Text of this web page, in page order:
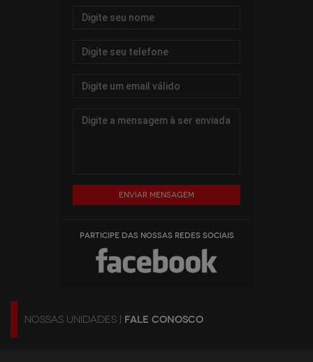
Enviar mensagem
PARTICIPE DAS NOSSAS REDES SOCIAIS
NOSSAS UNIDADES | FALE CONOSCO